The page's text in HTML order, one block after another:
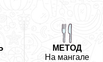
МЕТОД
На мангале